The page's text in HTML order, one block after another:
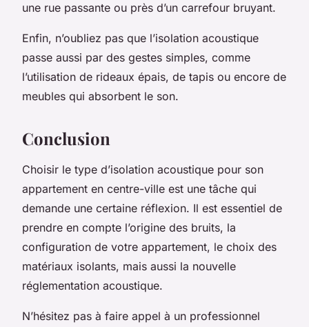
une rue passante ou près d’un carrefour bruyant.
Enfin, n’oubliez pas que l’isolation acoustique
passe aussi par des gestes simples, comme
l’utilisation de rideaux épais, de tapis ou encore de
meubles qui absorbent le son.
Conclusion
Choisir le type d’isolation acoustique pour son
appartement en centre-ville est une tâche qui
demande une certaine réflexion. Il est essentiel de
prendre en compte l’origine des bruits, la
configuration de votre appartement, le choix des
matériaux isolants, mais aussi la nouvelle
réglementation acoustique.
N’hésitez pas à faire appel à un professionnel